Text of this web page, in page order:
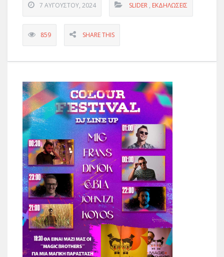
7 ΑΥΓΟΎΣΤΟΥ, 2024 SLIDER , ΕΚΔΗΛΏΣΕΙΣ
859 SHARE THIS